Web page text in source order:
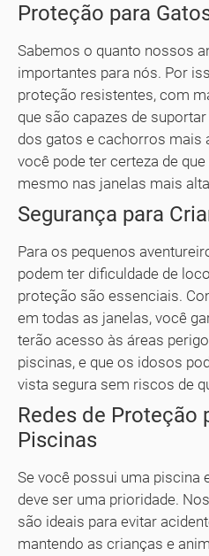
Proteção para
Sabemos o quanto nossos
importantes para nós. Por
proteção resistentes, com
que são capazes de
dos gatos e cachorros mais
você pode ter certeza de
mesmo nas janelas mais
Segurança para
Para os pequenos
podem ter dificuldade de
proteção são essenciais.
em todas as janelas, você
terão acesso às áreas
piscinas, e que os idosos
vista segura sem riscos de
Redes de Proteção
Piscinas
Se você possui uma piscina
deve ser uma prioridade.
são ideais para evitar
mantendo as crianças e